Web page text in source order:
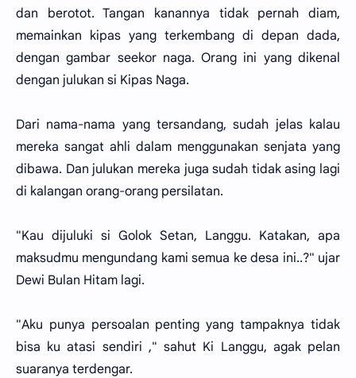
dan berotot. Tangan kanannya tidak pernah diam,
memainkan kipas yang terkembang di depan dada,
dengan gambar seekor naga. Orang ini yang dikenal
dengan julukan si Kipas Naga.
Dari nama-nama yang tersandang, sudah jelas kalau
mereka sangat ahli dalam menggunakan senjata yang
dibawa. Dan julukan mereka juga sudah tidak asing lagi
di kalangan orang-orang persilatan.
"Kau dijuluki si Golok Setan, Langgu. Katakan, apa
maksudmu mengundang kami semua ke desa ini..?" ujar
Dewi Bulan Hitam lagi.
"Aku punya persoalan penting yang tampaknya tidak
bisa ku atasi sendiri ," sahut Ki Langgu, agak pelan
suaranya terdengar.